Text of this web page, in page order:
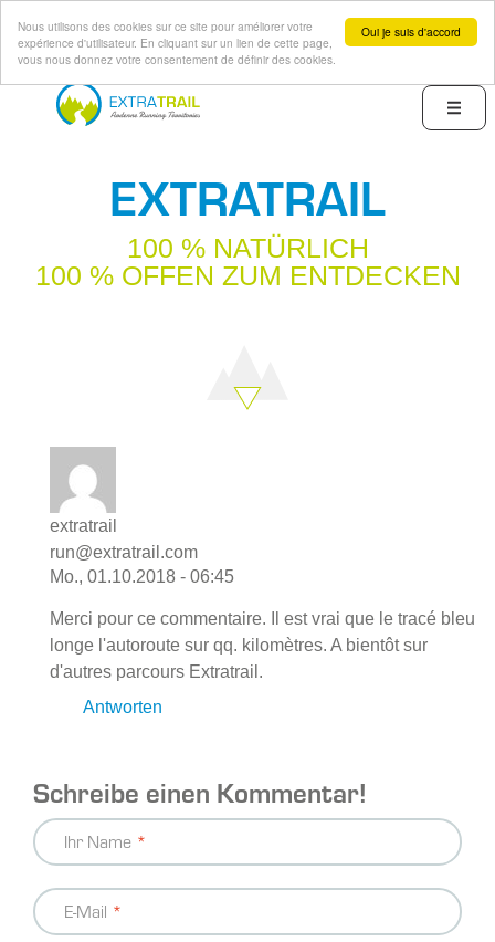
Oui je suis d'accord
Nous utilisons des cookies sur ce site pour améliorer votre
expérience d'utilisateur. En cliquant sur un lien de cette page,
vous nous donnez votre consentement de définir des cookies.
Direkt
Menu
EXTRATRAIL
100 % NATÜRLICH
100 % OFFEN ZUM ENTDECKEN
extratrail
run@extratrail.com
Mo., 01.10.2018 - 06:45
Merci pour ce commentaire. Il est vrai que le tracé bleu
longe l'autoroute sur qq. kilomètres. A bientôt sur
d'autres parcours Extratrail.
Antworten
Schreibe einen Kommentar!
Ihr Name
E-Mail